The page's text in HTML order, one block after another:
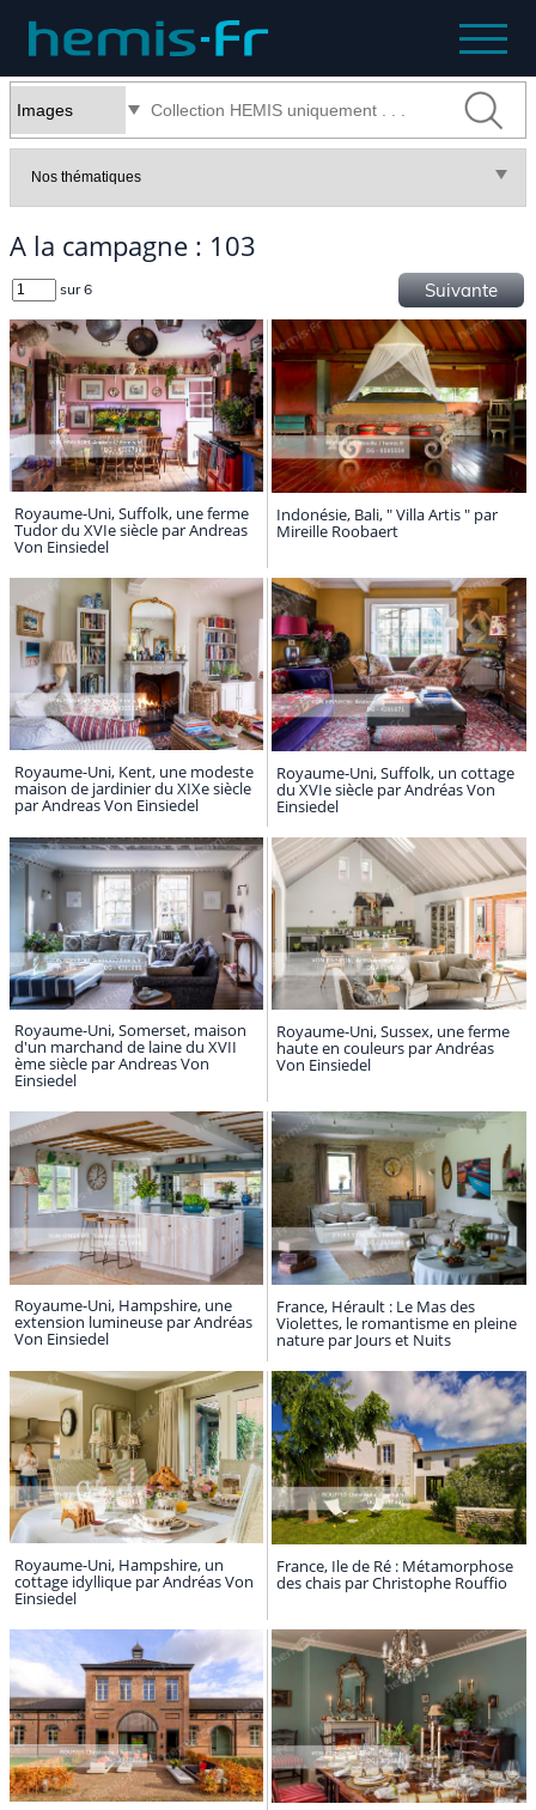
A la campagne : 103
sur 6 Suivante
Royaume-Uni, Suffolk, une ferme
Tudor du XVIe siècle par Andreas
Von Einsiedel
Indonésie, Bali, " Villa Artis " par
Mireille Roobaert
Royaume-Uni, Kent, une modeste
maison de jardinier du XIXe siècle
par Andreas Von Einsiedel
Royaume-Uni, Suffolk, un cottage
du XVIe siècle par Andréas Von
Einsiedel
Royaume-Uni, Somerset, maison
d'un marchand de laine du XVII
ème siècle par Andreas Von
Einsiedel
Royaume-Uni, Sussex, une ferme
haute en couleurs par Andréas
Von Einsiedel
Royaume-Uni, Hampshire, une
extension lumineuse par Andréas
Von Einsiedel
France, Hérault : Le Mas des
Violettes, le romantisme en pleine
nature par Jours et Nuits
Royaume-Uni, Hampshire, un
cottage idyllique par Andréas Von
Einsiedel
France, Ile de Ré : Métamorphose
des chais par Christophe Rouffio